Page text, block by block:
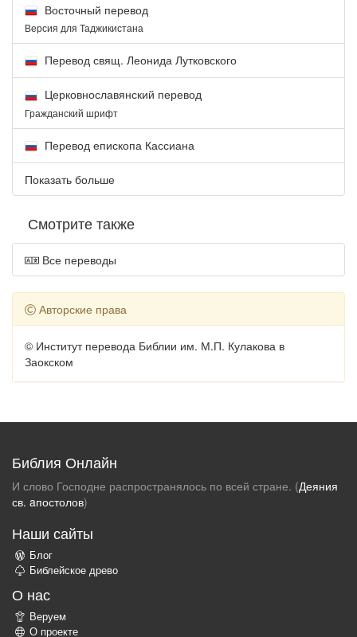
Восточный перевод
Версия для Таджикистана
Перевод свящ. Леонида Лутковского
Церковнославянский перевод
Гражданский шрифт
Перевод епископа Кассиана
Показать больше
Смотрите также
Все переводы
Авторские права
© Институт перевода Библии им. М.П. Кулакова в
Заокском
Библия Онлайн
И слово Господне распространялось по всей стране. (Деяния
св. aпостолов)
Наши сайты
Блог
Библейское древо
О нас
Веруем
О проекте